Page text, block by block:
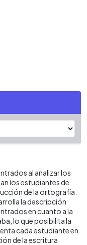
al analizar los
los estudiantes de
de la ortografía.
la descripción
en cuanto a la
lo que posibilita la
cada estudiante en
de la escritura.